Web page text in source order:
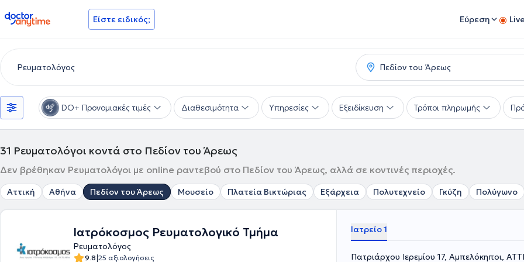
doctoranytime Είστε ειδικός; Εύρεση
DO+ Προνομιακές τιμές Διαθεσιμότητα Υπηρεσίες Εξειδίκευση Τρόποι πληρωμής
31 Ρευματολόγοι κοντά στο Πεδίον του Άρεως
Δεν βρέθηκαν Ρευματολόγοι με online ραντεβού στο Πεδίον του Άρεως, αλλά σε κοντινές περιοχές.
Αττική Αθήνα Πεδίον του Άρεως Μουσείο Πλατεία Βικτώριας Εξάρχεια Πολυτεχνείο Γκύζη Πολύγωνο
Ιατρόκοσμος Ρευματολογικό Τμήμα
Ρευματολόγος
9.8|25 αξιολογήσεις
Ιατρείο 1
Πατριάρχου Ιερεμίου 17, Αμπελόκηποι,